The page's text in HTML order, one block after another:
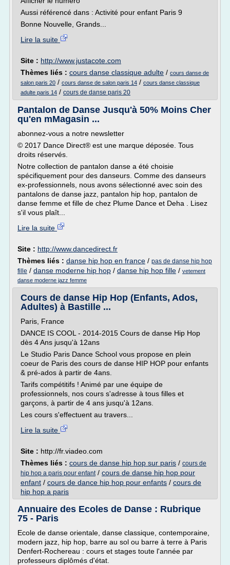
Aussi référencé dans : Activité pour enfant Paris 9
Bonne Nouvelle, Grands...
Lire la suite
Site : http://www.justacote.com
Thèmes liés : cours danse classique adulte / cours danse de
salon paris 20 / cours danse de salon paris 14 / cours danse classique
adulte paris 14 / cours de danse paris 20
Pantalon de Danse Jusqu'à 50% Moins Cher
qu'en mMagasin ...
abonnez-vous a notre newsletter
© 2017 Dance Direct® est une marque déposée. Tous
droits réservés.
Notre collection de pantalon danse a été choisie
spécifiquement pour des danseurs. Comme des danseurs
ex-professionnels, nous avons sélectionné avec soin des
pantalons de danse jazz, pantalon hip hop, pantalon de
danse femme et fille de chez Plume Dance et Deha . Lisez
s'il vous plaît...
Lire la suite
Site : http://www.dancedirect.fr
Thèmes liés : danse hip hop en france / pas de danse hip hop
fille / danse moderne hip hop / danse hip hop fille / vetement
danse moderne jazz femme
Cours de danse Hip Hop (Enfants, Ados,
Adultes) à Bastille ...
Paris, France
DANCE IS COOL - 2014-2015 Cours de danse Hip Hop
dès 4 Ans jusqu'à 12ans
Le Studio Paris Dance School vous propose en plein
coeur de Paris des cours de danse HIP HOP pour enfants
& pré-ados à partir de 4ans.
Tarifs compétitifs ! Animé par une équipe de
professionnels, nos cours s'adresse à tous filles et
garçons, à partir de 4 ans jusqu'à 12ans.
Les cours s'effectuent au travers...
Lire la suite
Site : http://fr.viadeo.com
Thèmes liés : cours de danse hip hop sur paris / cours de
hip hop a paris pour enfant/ cours de danse hip hop pour
enfant / cours de dance hip hop pour enfants / cours de
hip hop a paris
Annuaire des Ecoles de Danse : Rubrique
75 - Paris
Ecole de danse orientale, danse classique, contemporaine,
modern jazz, hip hop, barre au sol ou barre à terre à Paris
Denfert-Rochereau : cours et stages toute l'année par
professeurs diplômés d'état.